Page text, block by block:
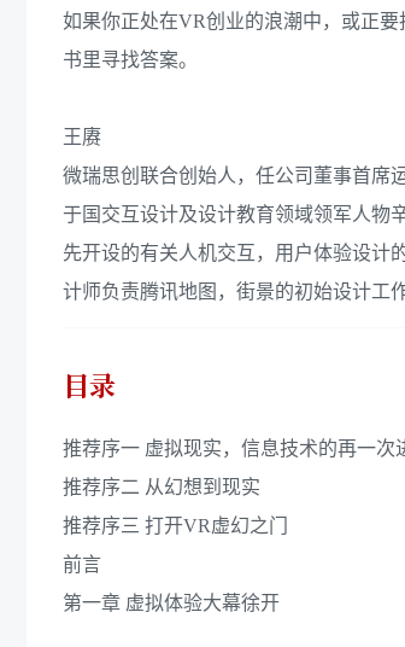
如果你正处在VR创业的浪潮中，或正
书里寻找答案。
王赓
微瑞思创联合创始人，任公司董事首席
于国交互设计及设计教育领域领军人物
先开设的有关人机交互，用户体验设计
计师负责腾讯地图，街景的初始设计工作
目录
推荐序一 虚拟现实，信息技术的再一次
推荐序二 从幻想到现实
推荐序三 打开VR虚幻之门
前言
第一章 虚拟体验大幕徐开